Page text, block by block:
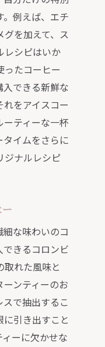
例えば、エチ
を加えて、ス
レシピはいか
ったコーヒー
できる新鮮な
をアイスコー
ーティーな一杯
イムをさらに
ジナルレシピ
な味わいのコ
きるコロンビ
取れた風味と
ンティーのお
で抽出するこ
引き出すこと
ーに欠かせな